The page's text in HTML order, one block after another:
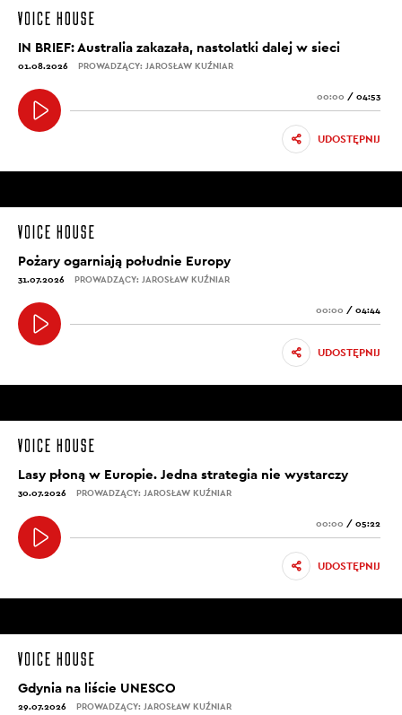
IN BRIEF: Australia zakazała, nastolatki dalej w sieci
01.08.2026 PROWADZĄCY: JAROSŁAW KUŹNIAR
00:00 / 04:53
UDOSTĘPNIJ
Pożary ogarniają południe Europy
31.07.2026 PROWADZĄCY: JAROSŁAW KUŹNIAR
00:00 / 04:44
UDOSTĘPNIJ
Lasy płoną w Europie. Jedna strategia nie wystarczy
30.07.2026 PROWADZĄCY: JAROSŁAW KUŹNIAR
00:00 / 05:22
UDOSTĘPNIJ
Gdynia na liście UNESCO
29.07.2026 PROWADZĄCY: JAROSŁAW KUŹNIAR